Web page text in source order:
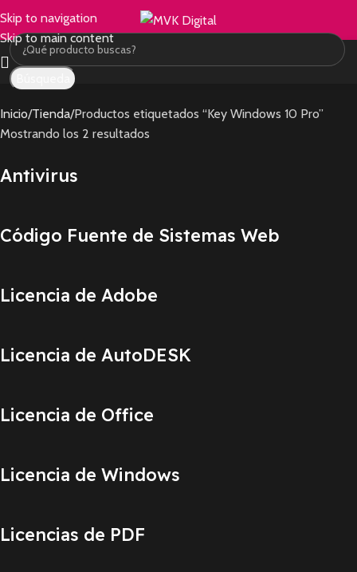
Skip to navigation
Skip to main content
Inicio Tienda Productos etiquetados “Key Windows 10 Pro”
Mostrando los 2 resultados
Antivirus
Código Fuente de Sistemas Web
Licencia de Adobe
Licencia de AutoDESK
Licencia de Office
Licencia de Windows
Licencias de PDF